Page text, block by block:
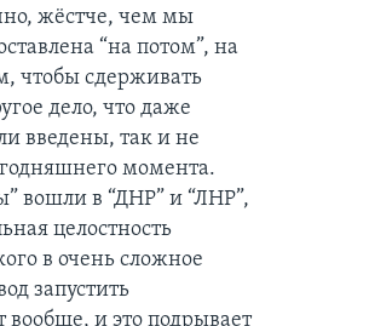
жёстче, чем мы
“на потом”, на
чтобы сдерживать
дело, что даже
введены, так и не
момента.
вошли в “ДНР” и “ЛНР”,
целостность
в очень сложное
запустить
вообще, и это подрывает